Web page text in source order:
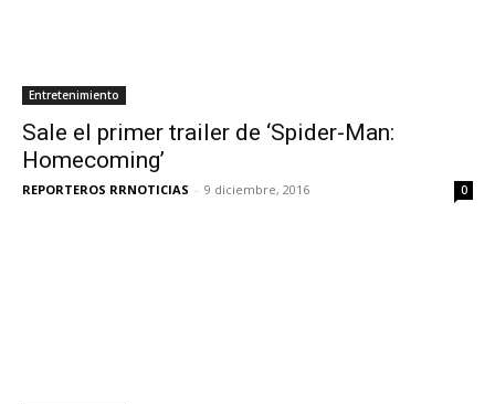
Entretenimiento
Sale el primer trailer de ‘Spider-Man:
Homecoming’
REPORTEROS RRNOTICIAS - 9 diciembre, 2016 0